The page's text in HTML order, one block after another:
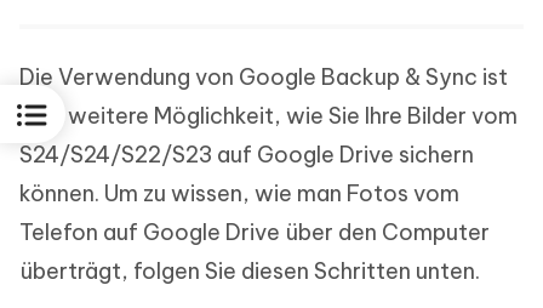
Die Verwendung von Google Backup & Sync ist
eine weitere Möglichkeit, wie Sie Ihre Bilder vom
S24/S24/S22/S23 auf Google Drive sichern
können. Um zu wissen, wie man Fotos vom
Telefon auf Google Drive über den Computer
überträgt, folgen Sie diesen Schritten unten.